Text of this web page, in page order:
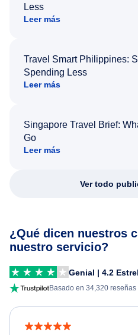
Less
Leer más
Travel Smart Philippines:
Spending Less
Leer más
Singapore Travel Brief:
Go
Leer más
Ver todo
¿Qué dicen nuestros
nuestro servicio?
Genial | 4.2
Basado en 34,320 reseñas